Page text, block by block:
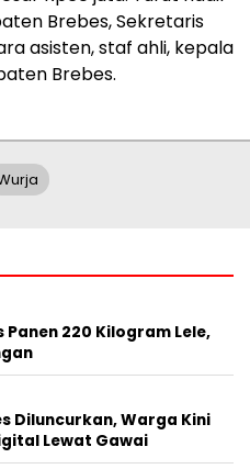
Brebes, Sekretaris
asisten, staf ahli, kepala
Brebes.
220 Kilogram Lele,
Diluncurkan, Warga Kini
Lewat Gawai